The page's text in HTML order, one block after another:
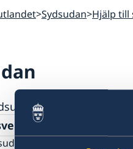
Sydsudan Hjälp till
i Sydsudan